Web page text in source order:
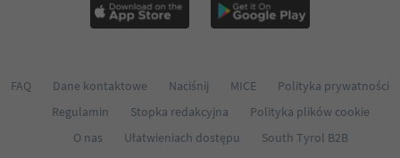
FAQ Dane kontaktowe Naciśnij MICE
Polityka prywatności
Regulamin
Stopka redakcyjna
Polityka plików cookie
O nas
Ułatwieniach dostępu South Tyrol B2B